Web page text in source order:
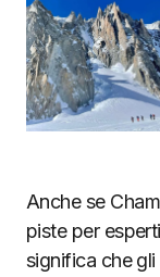
Anche se
piste per
significa che